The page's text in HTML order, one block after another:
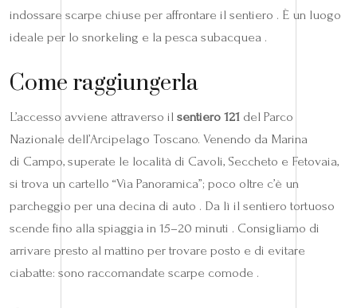
indossare scarpe chiuse per affrontare il sentiero . È un luogo
ideale per lo snorkeling e la pesca subacquea .
Come raggiungerla
L’accesso avviene attraverso il sentiero 121 del Parco
Nazionale dell’Arcipelago Toscano. Venendo da Marina
di Campo, superate le località di Cavoli, Seccheto e Fetovaia,
si trova un cartello “Via Panoramica”; poco oltre c’è un
parcheggio per una decina di auto . Da lì il sentiero tortuoso
scende fino alla spiaggia in 15–20 minuti . Consigliamo di
arrivare presto al mattino per trovare posto e di evitare
ciabatte: sono raccomandate scarpe comode .